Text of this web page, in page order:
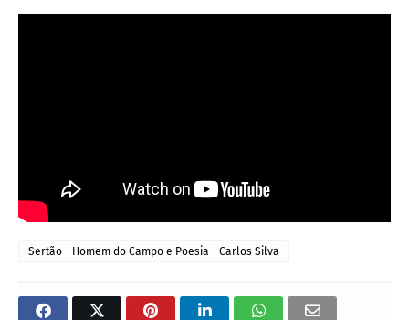
Sertão - Homem do Campo e Poesia - Carlos Silva